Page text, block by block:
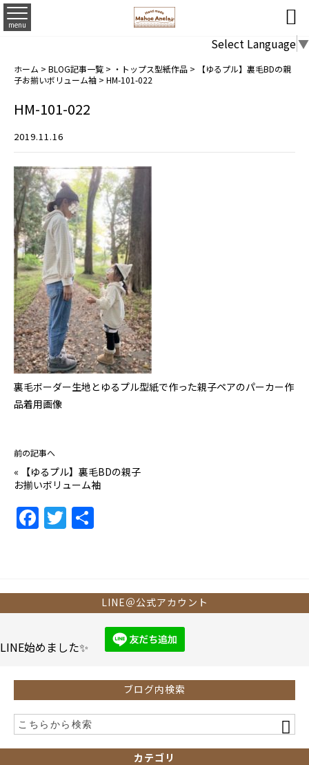
menu 
Select Language▼
ホーム > BLOG記事一覧 > ・トップス型紙作品 >
【ゆるプル】裏毛BDの親
子お揃いボリューム袖 > HM-101-022
HM-101-022
2019.11.16
裏毛ボーダー生地とゆるプル型紙で作った親子ペアのパーカー作
品着用画像
前の記事へ
«
【ゆるプル】裏毛BDの親子
お揃いボリューム袖
F
a
b
o
k
T
w
LINE＠公式アカウント
LINE始めました✨
ブログ内検索
カテゴリ